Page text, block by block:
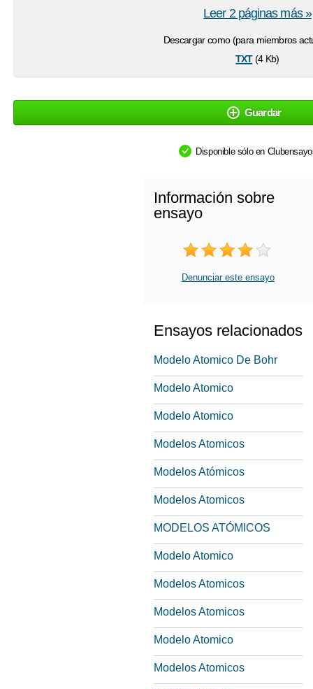
Descargar como (para miembros
txt(4 Kb)
Leer 2 páginas más »
Guardar
Disponible sólo en
Información sobre
ensayo
Denunciar este ensayo
Ensayos relacionados
Modelo Atomico De Bohr
Modelo Atomico
Modelo Atomico
Modelos Atomicos
Modelos Atómicos
Modelos Atomicos
MODELOS ATÓMICOS
Modelo Atomico
Modelos Atomicos
Modelos Atomicos
Modelo Atomico
Modelos Atomicos